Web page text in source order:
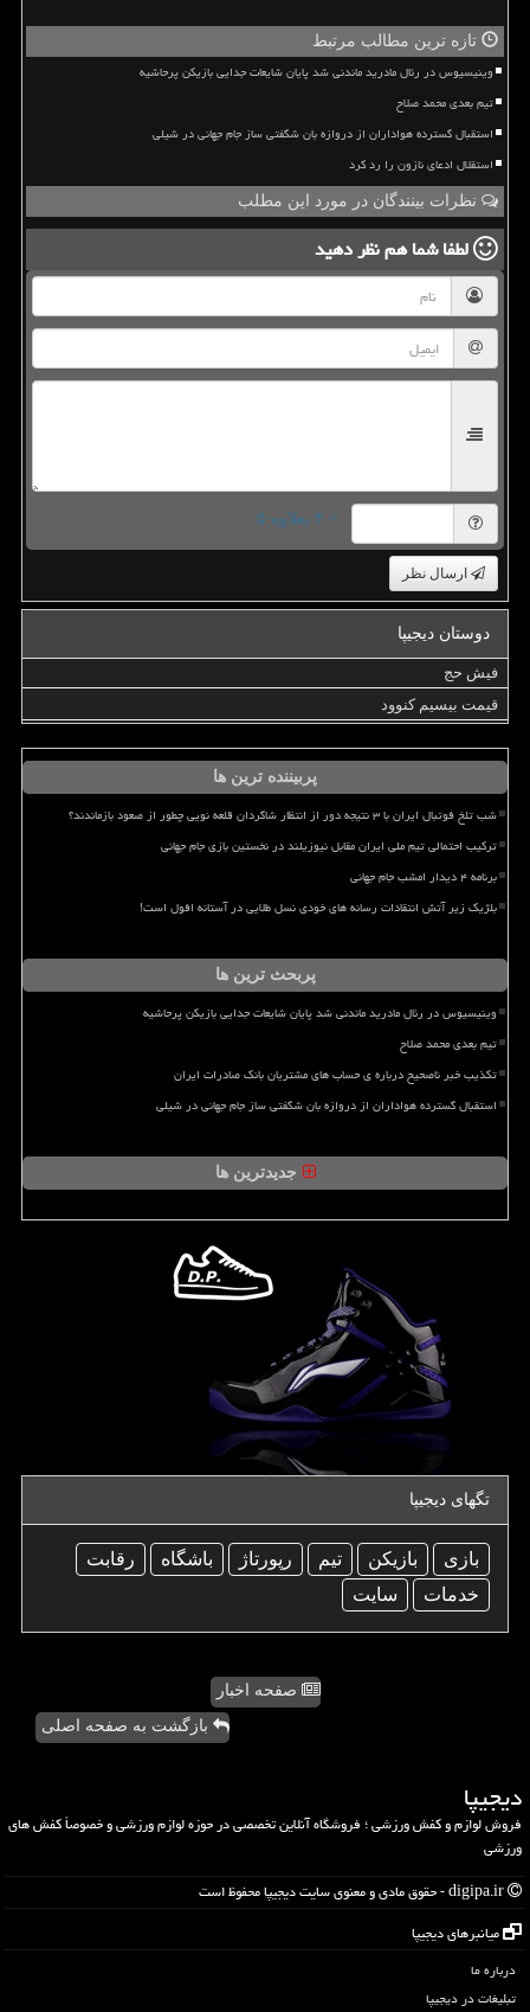
تازه ترین مطالب مرتبط
وینیسیوس در رئال مادرید ماندنی شد پایان شایعات جدایی بازیکن پرحاشیه
تیم بعدی محمد صلاح
استقبال گسترده هواداران از دروازه بان شگفتی ساز جام جهانی در شیلی
استقلال ادعای نازون را رد کرد
نظرات بینندگان در مورد این مطلب
لطفا شما همنظر دهید
= ۴ بعلاوه ۵
ارسال نظر
دوستان دیجیپا
فیش حج
قیمت بیسیم کنوود
پربیننده ترین ها
شب تلخ فوتبال ایران با ۳ نتیجه دور از انتظار شاگردان قلعه نویی چطور از صعود بازماندند؟
ترکیب احتمالی تیم ملی ایران مقابل نیوزیلند در نخستین بازی جام جهانی
برنامه ۴ دیدار امشب جام جهانی
بلژیک زیر آتش انتقادات رسانه های خودی نسل طلایی در آستانه افول است!
پربحث ترین ها
وینیسیوس در رئال مادرید ماندنی شد پایان شایعات جدایی بازیکن پرحاشیه
تیم بعدی محمد صلاح
تکذیب خبر ناصحیح درباره ی حساب های مشتریان بانک صادرات ایران
استقبال گسترده هواداران از دروازه بان شگفتی ساز جام جهانی در شیلی
جدیدترین ها
تگهای دیجیپا
بازی بازیكن تیم رپورتاژ باشگاه
رقابت
خدمات
سایت
صفحه اخبار
بازگشت به صفحه اصلی
دیجیپا
فروش لوازم و کفش ورزشی ؛ فروشگاه آنلاین تخصصی در حوزه لوازم ورزشی و خصوصاً کفش های
ورزشی
میانبرهای دیجیپا
درباره ما
تبلیغات در دیجیپا